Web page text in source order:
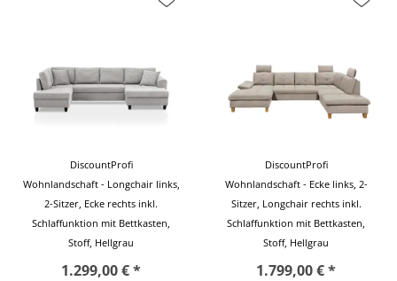
DiscountProfi
Wohnlandschaft - Longchair links,
2-Sitzer, Ecke rechts inkl.
Schlaffunktion mit Bettkasten,
Stoff, Hellgrau
1.299,00 € *
DiscountProfi
Wohnlandschaft - Ecke links, 2-
Sitzer, Longchair rechts inkl.
Schlaffunktion mit Bettkasten,
Stoff, Hellgrau
1.799,00 € *